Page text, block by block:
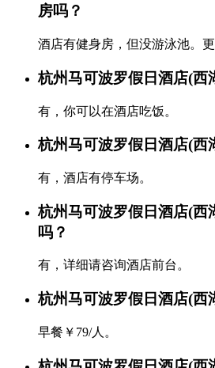
房吗？
酒店有健身房，但没游泳池。
杭州马可波罗假日酒店(西
有，你可以在酒店吃饭。
杭州马可波罗假日酒店(西
有，酒店有停车场。
杭州马可波罗假日酒店(西
吗？
有，详细请咨询酒店前台。
杭州马可波罗假日酒店(西
早餐￥79/人。